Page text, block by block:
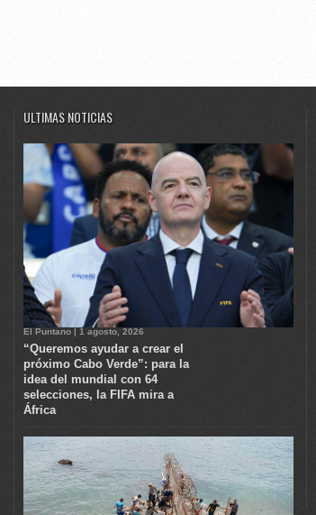
ULTIMAS NOTICIAS
El Puntano | 1 agosto, 2026
“Queremos ayudar a crear el
próximo Cabo Verde”: para la
idea del mundial con 64
selecciones, la FIFA mira a
África